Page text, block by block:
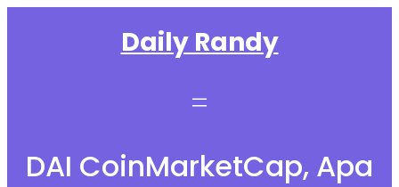
Daily Randy
DAI CoinMarketCap, Apa